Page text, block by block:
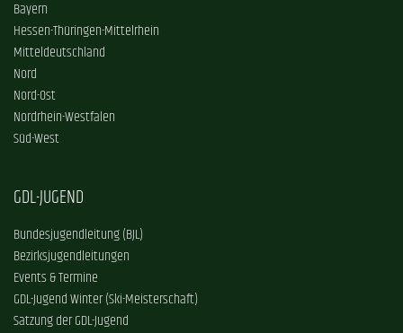
Bayern
Hessen-Thüringen-Mittelrhein
Mitteldeutschland
Nord
Nord-Ost
Nordrhein-Westfalen
Süd-West
GDL-JUGEND
Bundesjugendleitung (BJL)
Bezirksjugendleitungen
Events & Termine
GDL-Jugend Winter (Ski-Meisterschaft)
Satzung der GDL-Jugend